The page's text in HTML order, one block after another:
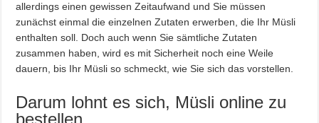
allerdings einen gewissen Zeitaufwand und Sie müssen
zunächst einmal die einzelnen Zutaten erwerben, die Ihr Müsli
enthalten soll. Doch auch wenn Sie sämtliche Zutaten
zusammen haben, wird es mit Sicherheit noch eine Weile
dauern, bis Ihr Müsli so schmeckt, wie Sie sich das vorstellen.
Darum lohnt es sich, Müsli online zu
bestellen